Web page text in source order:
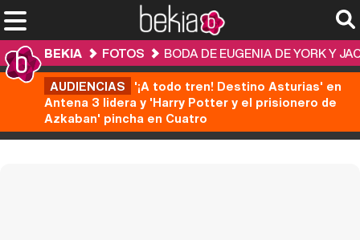
BEKIA FOTOS
BODA DE EUGENIA DE YORK Y
AUDIENCIAS '¡A todo tren! Destino Asturias' en
Antena 3 lidera y 'Harry Potter y el prisionero de
Azkaban' pincha en Cuatro